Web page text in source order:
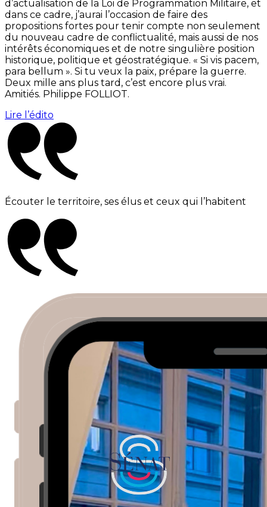
d’actualisation de la Loi de Programmation Militaire, et
dans ce cadre, j’aurai l’occasion de faire des
propositions fortes pour tenir compte non seulement
du nouveau cadre de conflictualité, mais aussi de nos
intérêts économiques et de notre singulière position
historique, politique et géostratégique. « Si vis pacem,
para bellum ». Si tu veux la paix, prépare la guerre.
Deux mille ans plus tard, c’est encore plus vrai.
Amitiés. Philippe FOLLIOT.
Lire l’édito
Écouter le territoire, ses élus et ceux qui l’habitent